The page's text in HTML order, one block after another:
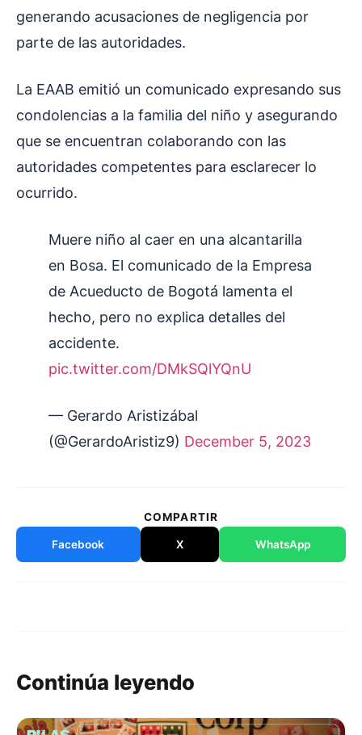
generando acusaciones de negligencia por
parte de las autoridades.
La EAAB emitió un comunicado expresando sus
condolencias a la familia del niño y asegurando
que se encuentran colaborando con las
autoridades competentes para esclarecer lo
ocurrido.
Muere niño al caer en una alcantarilla
en Bosa. El comunicado de la Empresa
de Acueducto de Bogotá lamenta el
hecho, pero no explica detalles del
accidente.
pic.twitter.com/DMkSQlYQnU
— Gerardo Aristizábal
(@GerardoAristiz9) December 5, 2023
COMPARTIR
Facebook X WhatsApp
Continúa leyendo